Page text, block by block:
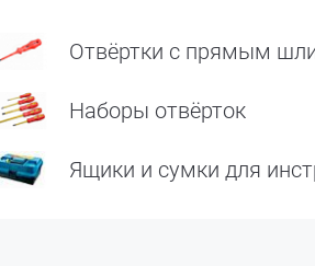
Отвёртки с прямым
Наборы отвёрток
Ящики и сумки для